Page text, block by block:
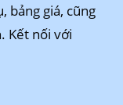
bảng giá, cũng
Kết nối với